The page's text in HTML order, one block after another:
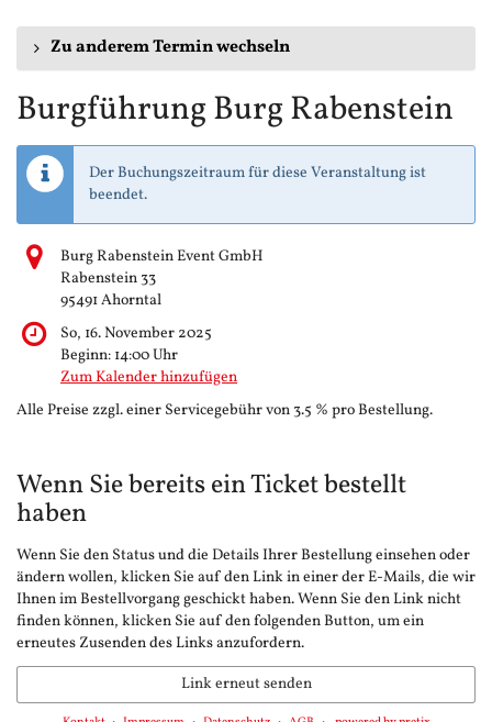
Zu anderem Termin wechseln
Burgführung Burg Rabenstein
Der Buchungszeitraum für diese Veranstaltung ist
beendet.
Burg Rabenstein Event GmbH
Rabenstein 33
95491 Ahorntal
So, 16. November 2025
Beginn: 14:00Uhr
Zum Kalender hinzufügen
Alle Preise zzgl. einer Servicegebühr von 3.5 % pro Bestellung.
Wenn Sie bereits ein Ticket bestellt
haben
Wenn Sie den Status und die Details Ihrer Bestellung einsehen oder
ändern wollen, klicken Sie auf den Link in einer der E-Mails, die wir
Ihnen im Bestellvorgang geschickt haben. Wenn Sie den Link nicht
finden können, klicken Sie auf den folgenden Button, um ein
erneutes Zusenden des Links anzufordern.
Link erneut senden